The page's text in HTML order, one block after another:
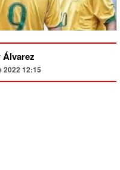
Álvarez
2022 12:15